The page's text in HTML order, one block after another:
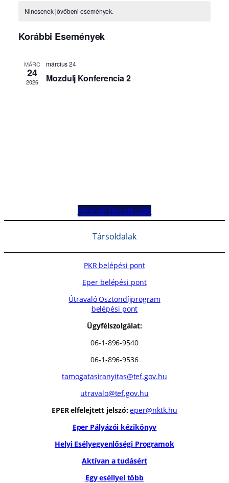
Hírlevél feliratkozás
Társoldalak
PKR belépési pont
Eper belépési pont
Útravaló Ösztöndíjprogram
belépési pont
Ügyfélszolgálat:
06-1-896-9540
06-1-896-9536
tamogatasiranyitas@tef.gov.hu
utravalo@tef.gov.hu
EPER elfelejtett jelszó: eper@nktk.hu
Eper Pályázói kézikönyv
Helyi Esélyegyenlőségi Programok
Aktívan a tudásért
Egy eséllyel több